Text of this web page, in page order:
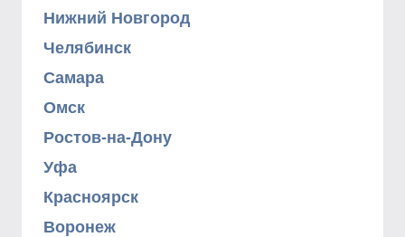
Нижний Новгород
Челябинск
Самара
Омск
Ростов-на-Дону
Уфа
Красноярск
Воронеж